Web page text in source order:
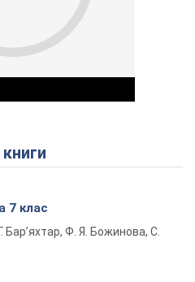
Play Video
книги
7 клас
Бар’яхтар, Ф. Я. Божинова, С.